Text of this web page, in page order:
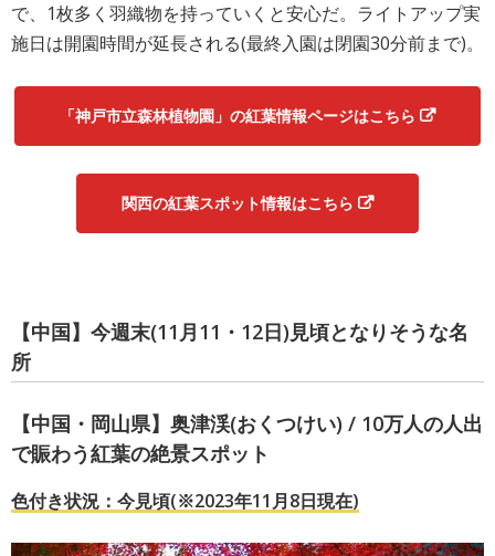
で、1枚多く羽織物を持っていくと安心だ。ライトアップ実
施日は開園時間が延長される(最終入園は閉園30分前まで)。
「神戸市立森林植物園」の紅葉情報ページはこちら
関西の紅葉スポット情報はこちら
【中国】今週末(11月11・12日)見頃となりそうな名
所
【中国・岡山県】奥津渓(おくつけい) / 10万人の人出
で賑わう紅葉の絶景スポット
色付き状況：今見頃(※2023年11月8日現在)